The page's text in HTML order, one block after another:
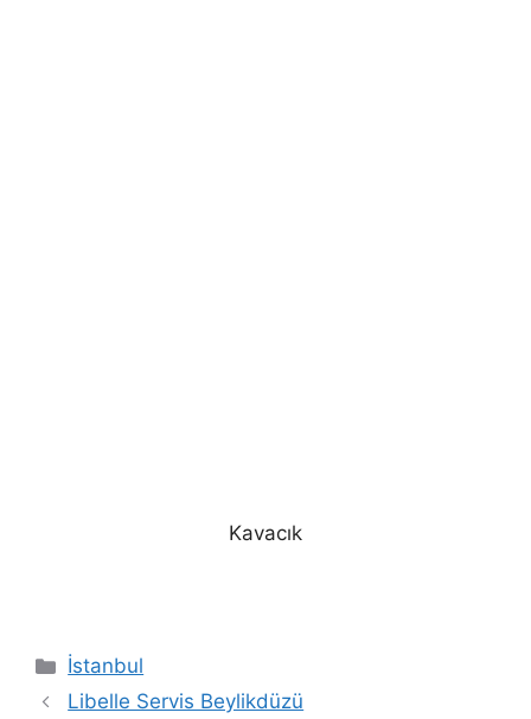
Kavacık
Kategoriler
İstanbul
Libelle Servis Beylikdüzü